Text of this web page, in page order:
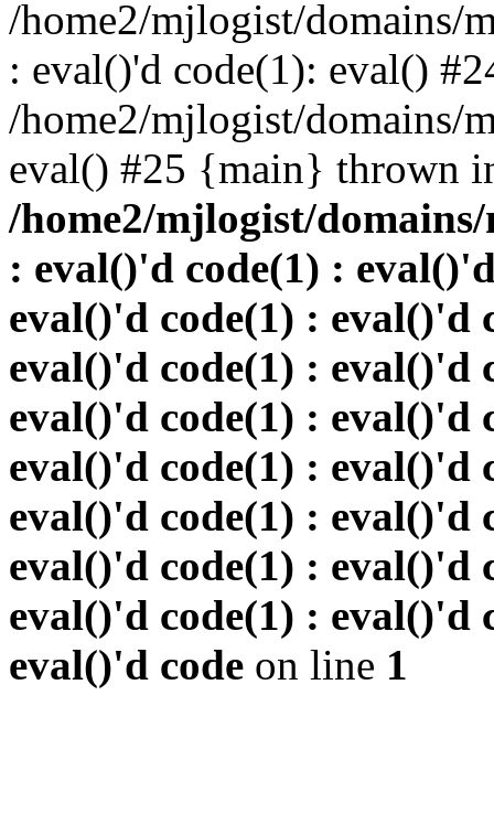
/home2/mjlogist/domains/
: eval()'d code(1): eval()
/home2/mjlogist/domains/
eval() #25 {main} thrown
/home2/mjlogist/
: eval()'d code(1) :
eval()'d code(1) : eval()'d
eval()'d code(1) : eval()'d
eval()'d code(1) : eval()'d
eval()'d code(1) : eval()'d
eval()'d code(1) : eval()'d
eval()'d code(1) : eval()'d
eval()'d code(1) : eval()'d
eval()'d code on line 1